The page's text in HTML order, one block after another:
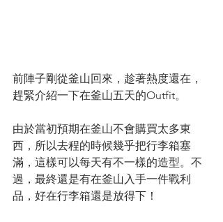
前陣子剛從釜山回來，趁著熱度還在，
趕緊介紹一下在釜山五天的Outfit。
由於當初預期在釜山不會購買太多東
西，所以去程的時候幾乎把行李箱塞
滿，這樣可以每天有不一樣的造型。不
過，最終還是有在釜山入手一件戰利
品，好在行李箱還是放得下！